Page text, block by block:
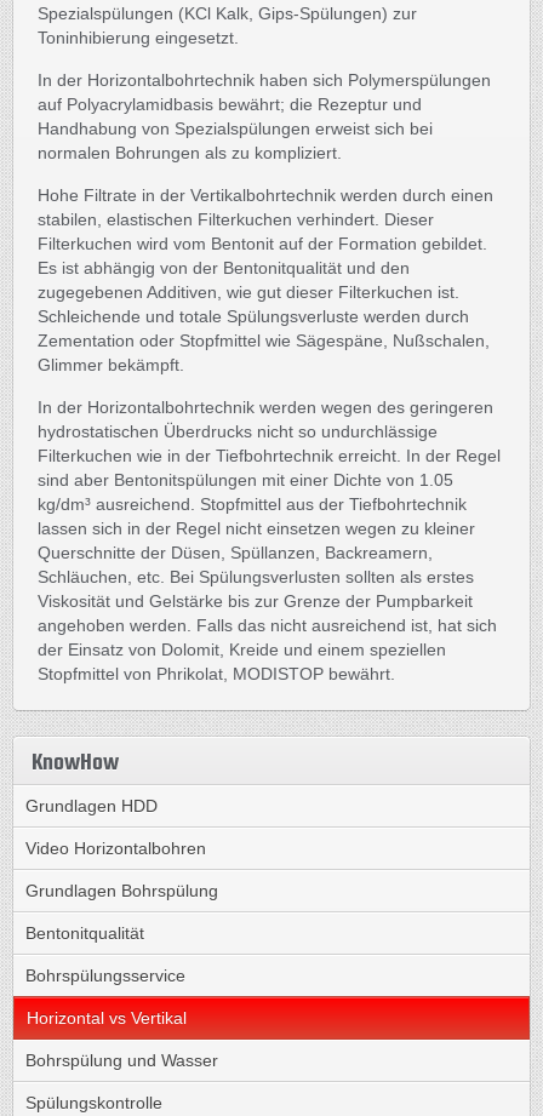
Spezialspülungen (KCl Kalk, Gips-Spülungen) zur
Toninhibierung eingesetzt.
In der Horizontalbohrtechnik haben sich Polymerspülungen
auf Polyacrylamidbasis bewährt; die Rezeptur und
Handhabung von Spezialspülungen erweist sich bei
normalen Bohrungen als zu kompliziert.
Hohe Filtrate in der Vertikalbohrtechnik werden durch einen
stabilen, elastischen Filterkuchen verhindert. Dieser
Filterkuchen wird vom Bentonit auf der Formation gebildet.
Es ist abhängig von der Bentonitqualität und den
zugegebenen Additiven, wie gut dieser Filterkuchen ist.
Schleichende und totale Spülungsverluste werden durch
Zementation oder Stopfmittel wie Sägespäne, Nußschalen,
Glimmer bekämpft.
In der Horizontalbohrtechnik werden wegen des geringeren
hydrostatischen Überdrucks nicht so undurchlässige
Filterkuchen wie in der Tiefbohrtechnik erreicht. In der Regel
sind aber Bentonitspülungen mit einer Dichte von 1.05
kg/dm³ ausreichend. Stopfmittel aus der Tiefbohrtechnik
lassen sich in der Regel nicht einsetzen wegen zu kleiner
Querschnitte der Düsen, Spüllanzen, Backreamern,
Schläuchen, etc. Bei Spülungsverlusten sollten als erstes
Viskosität und Gelstärke bis zur Grenze der Pumpbarkeit
angehoben werden. Falls das nicht ausreichend ist, hat sich
der Einsatz von Dolomit, Kreide und einem speziellen
Stopfmittel von Phrikolat, MODISTOP bewährt.
KnowHow
Grundlagen HDD
Video Horizontalbohren
Grundlagen Bohrspülung
Bentonitqualität
Bohrspülungsservice
Horizontal vs Vertikal
Bohrspülung und Wasser
Spülungskontrolle